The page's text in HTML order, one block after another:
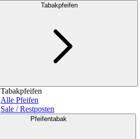
Tabakpfeifen
Tabakpfeifen
Alle Pfeifen
Sale / Restposten
Pfeifentabak